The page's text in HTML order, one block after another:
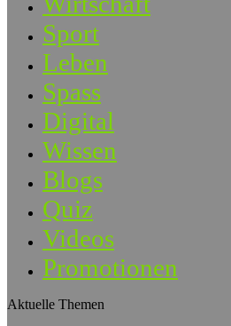
Sport
Leben
Spass
Digital
Wissen
Blogs
Quiz
Videos
Promotionen
Aktuelle Themen